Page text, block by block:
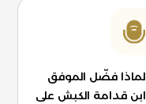
لماذا فضّل الموفق
ابن قدامة الكبش على